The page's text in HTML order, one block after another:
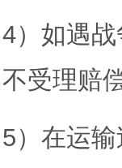
4）如遇
不受理赔
5）在运